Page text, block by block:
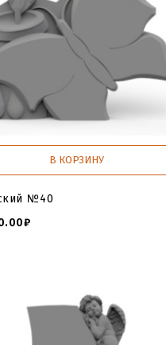
В КОРЗИНУ
№40